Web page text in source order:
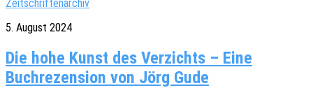
Zeitschriftenarchiv
5. August 2024
Die hohe Kunst des Verzichts – Eine
Buchrezension von Jörg Gude